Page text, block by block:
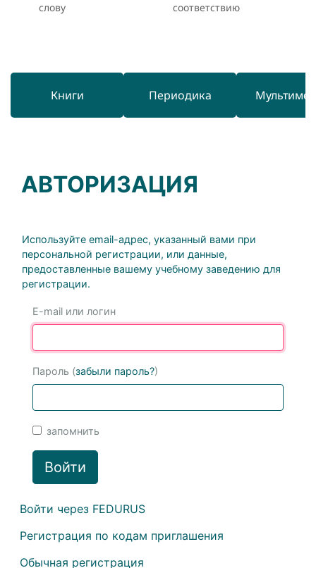
слову
соответствию
Книги Периодика
АВТОРИЗАЦИЯ
Используйте email-адрес, указанный вами при
персональной регистрации, или данные,
предоставленные вашему учебному заведению для
регистрации.
E-mail или логин
Пароль (забыли пароль?)
запомнить
Войти
Войти через FEDURUS
Регистрация по кодам приглашения
Обычная регистрация